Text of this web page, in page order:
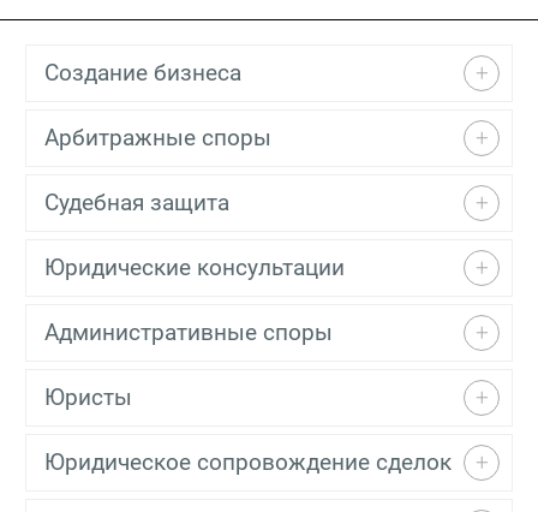
Создание бизнеса
Арбитражные споры
Судебная защита
Юридические консультации
Административные споры
Юристы
Юридическое сопровождение сделок